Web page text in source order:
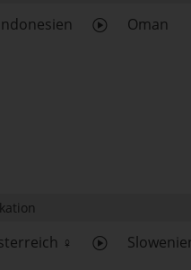
Indonesien Oman
♀